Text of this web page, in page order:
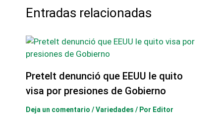
Entradas relacionadas
Pretelt denunció que EEUU le quito
visa por presiones de Gobierno
Deja un comentario /Variedades / Por Editor